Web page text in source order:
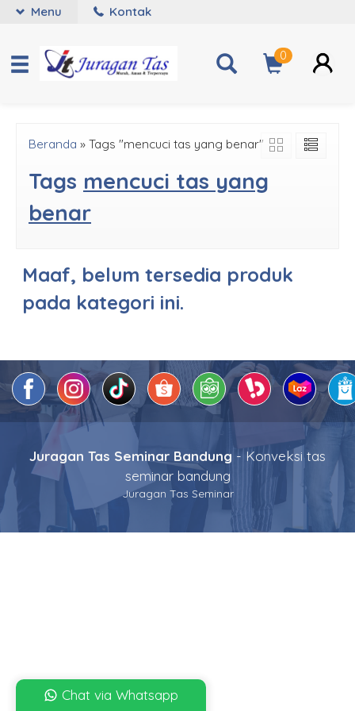
Menu Kontak
0
Beranda » Tags "mencuci tas yang benar"
Tags mencuci tas yang
benar
Maaf, belum tersedia produk
pada kategori ini.
Juragan Tas Seminar Bandung - Konveksi tas
seminar bandung
Juragan Tas Seminar
Chat via Whatsapp